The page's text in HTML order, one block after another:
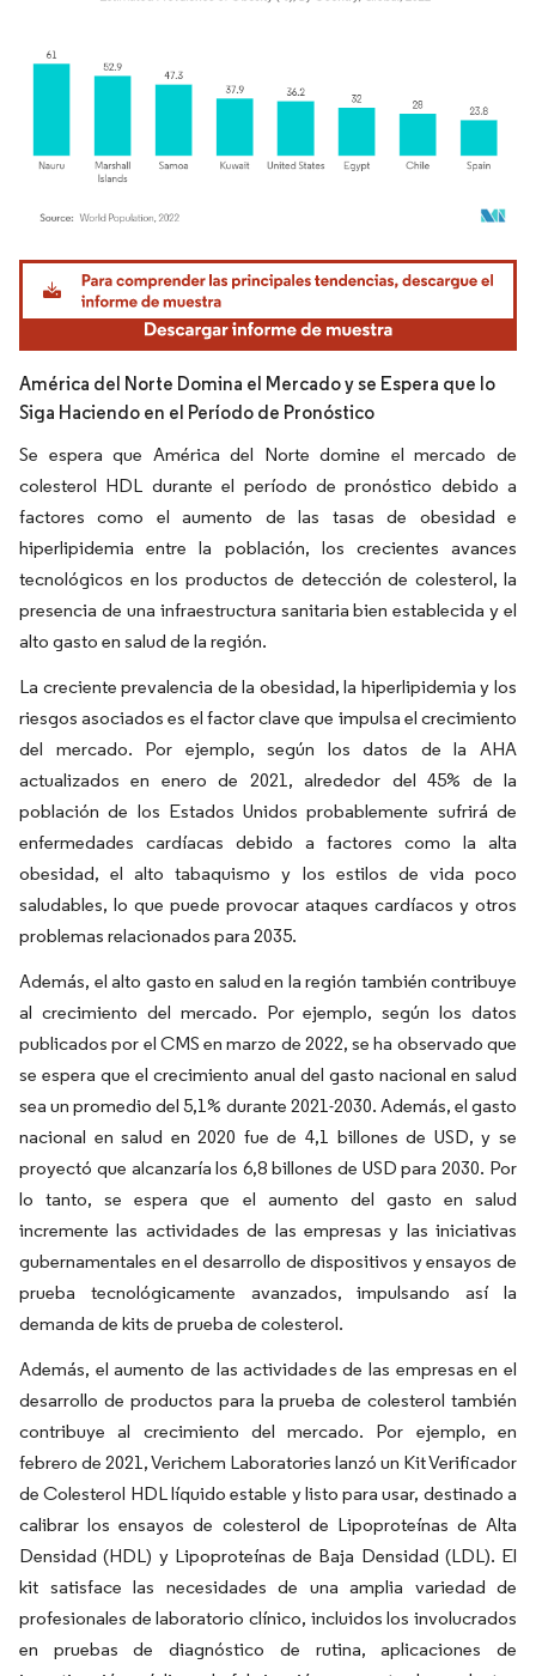
Imagen © Mordor Intelligence. El uso requiere atribución según CC BY 4.0.
América del Norte Domina el Mercado y se Espera que lo
Siga Haciendo en el Período de Pronóstico
Se espera que América del Norte domine el mercado de
colesterol HDL durante el período de pronóstico debido a
factores como el aumento de las tasas de obesidad e
hiperlipidemia entre la población, los crecientes avances
tecnológicos en los productos de detección de colesterol, la
presencia de una infraestructura sanitaria bien establecida y el
alto gasto en salud de la región.
La creciente prevalencia de la obesidad, la hiperlipidemia y los
riesgos asociados es el factor clave que impulsa el crecimiento
del mercado. Por ejemplo, según los datos de la AHA
actualizados en enero de 2021, alrededor del 45% de la
población de los Estados Unidos probablemente sufrirá de
enfermedades cardíacas debido a factores como la alta
obesidad, el alto tabaquismo y los estilos de vida poco
saludables, lo que puede provocar ataques cardíacos y otros
problemas relacionados para 2035.
Además, el alto gasto en salud en la región también contribuye
al crecimiento del mercado. Por ejemplo, según los datos
publicados por el CMS en marzo de 2022, se ha observado que
se espera que el crecimiento anual del gasto nacional en salud
sea un promedio del 5,1% durante 2021-2030. Además, el gasto
nacional en salud en 2020 fue de 4,1 billones de USD, y se
proyectó que alcanzaría los 6,8 billones de USD para 2030. Por
lo tanto, se espera que el aumento del gasto en salud
incremente las actividades de las empresas y las iniciativas
gubernamentales en el desarrollo de dispositivos y ensayos de
prueba tecnológicamente avanzados, impulsando así la
demanda de kits de prueba de colesterol.
Además, el aumento de las actividades de las empresas en el
desarrollo de productos para la prueba de colesterol también
contribuye al crecimiento del mercado. Por ejemplo, en
febrero de 2021, Verichem Laboratories lanzó un Kit Verificador
de Colesterol HDL líquido estable y listo para usar, destinado a
calibrar los ensayos de colesterol de Lipoproteínas de Alta
Densidad (HDL) y Lipoproteínas de Baja Densidad (LDL). El
kit satisface las necesidades de una amplia variedad de
profesionales de laboratorio clínico, incluidos los involucrados
en pruebas de diagnóstico de rutina, aplicaciones de